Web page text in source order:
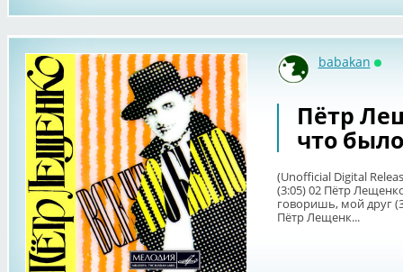
babakan
Пётр
что было
(Unofficial Digital
(3:05) 02 Пётр
говоришь, мой друг
Пётр Лещенк...